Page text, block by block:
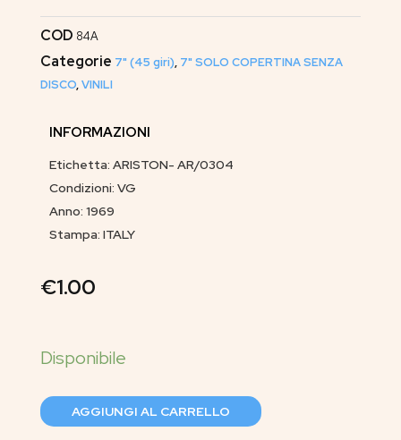
COD 84A
Categorie 7" (45 giri), 7" SOLO COPERTINA SENZA
DISCO,VINILI
INFORMAZIONI
Etichetta: ARISTON- AR/0304
Condizioni: VG
Anno: 1969
Stampa: ITALY
€1.00
AGGIUNGI AL CARRELLO